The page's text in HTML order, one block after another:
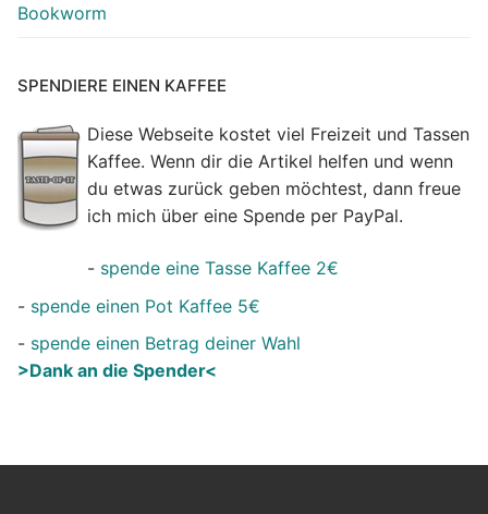
Bookworm
SPENDIERE EINEN KAFFEE
Diese Webseite kostet viel Freizeit und Tassen
Kaffee. Wenn dir die Artikel helfen und wenn
du etwas zurück geben möchtest, dann freue
ich mich über eine Spende per PayPal.
- spende eine Tasse Kaffee 2€
- spende einen Pot Kaffee 5€
- spende einen Betrag deiner Wahl
>Dank an die Spender<